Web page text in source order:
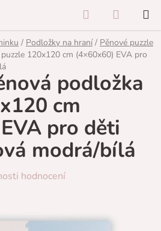
Hledat
/ Podložky na hraní / Pěnové puzzle
120x120 cm (4×60x60) EVA pro
podložka
cm
pro děti
modrá/bílá
hodnocení